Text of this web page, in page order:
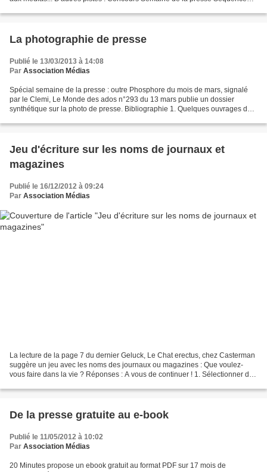
La photographie de presse
Publié le 13/03/2013 à 14:08
Par Association Médias
Spécial semaine de la presse : outre Phosphore du mois de mars, signalé
par le Clemi, Le Monde des ados n°293 du 13 mars publie un dossier
synthétique sur la photo de presse. Bibliographie 1. Quelques ouvrages de
Jeu d'écriture sur les noms de journaux et
magazines
Publié le 16/12/2012 à 09:24
Par Association Médias
La lecture de la page 7 du dernier Geluck, Le Chat erectus, chez Casterman
suggère un jeu avec les noms des journaux ou magazines : Que voulez-
vous faire dans la vie ? Réponses : A vous de continuer ! 1. Sélectionner des
De la presse gratuite au e-book
Publié le 11/05/2012 à 10:02
Par Association Médias
20 Minutes propose un ebook gratuit au format PDF sur 17 mois de